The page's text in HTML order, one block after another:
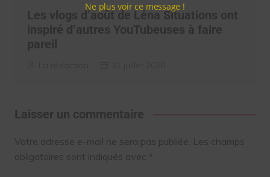
Les vlogs d’août de Léna Situations ont
inspiré d’autres YouTubeuses à faire
pareil
Laisser un commentaire
Votre adresse e-mail ne sera pas publiée. Les champs
obligatoires sont indiqués avec *
Ne plus voir ce message !